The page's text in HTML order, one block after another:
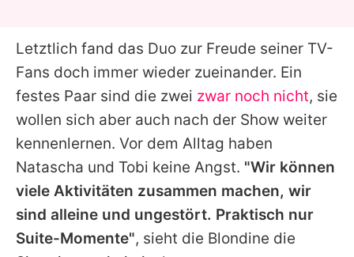
Letztlich fand das Duo zur Freude seiner TV-
Fans doch immer wieder zueinander. Ein
festes Paar sind die zwei zwar noch nicht, sie
wollen sich aber auch nach der Show weiter
kennenlernen. Vor dem Alltag haben
Natascha und Tobi keine Angst. "Wir können
viele Aktivitäten zusammen machen, wir
sind alleine und ungestört. Praktisch nur
Suite-Momente", sieht die Blondine die